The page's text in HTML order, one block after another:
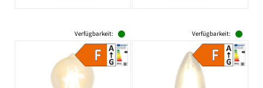
Verfügbarkeit: Verfügbarkeit: